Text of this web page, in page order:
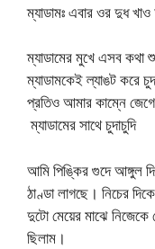
ম্যাডামঃ এবার ওর দুধ
ম্যাডামের মুখে এসব কথা
ম্যাডামকেই ল্যাঙট করে
প্রতিও আমার কাম্নে
ম্যাডামের সাথে চুদাচুদি
আমি পিঙ্কির গুদে আঙ্গুল
ঠাণ্ডা লাগছে। নিচের
দুটো মেয়ের মাঝে নিজেকে
ছিলাম।